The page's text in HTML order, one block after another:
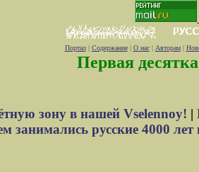
Портал| Содержание| О нас| Авторам|
Первая
зону в нашей Vselennoy! |
занимались русские 4000 лет